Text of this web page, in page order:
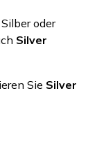
oder
Silver
Sie Silver